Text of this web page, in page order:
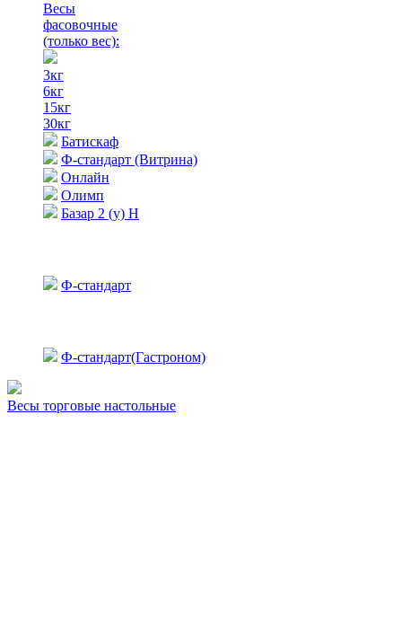
Весы
фасовочные
(только вес):
3кг
6кг
15кг
30кг
Батискаф
Ф-стандарт (Витрина)
Онлайн
Олимп
Базар 2 (у) Н
Ф-стандарт
Ф-стандарт(Гастроном)
Весы торговые настольные